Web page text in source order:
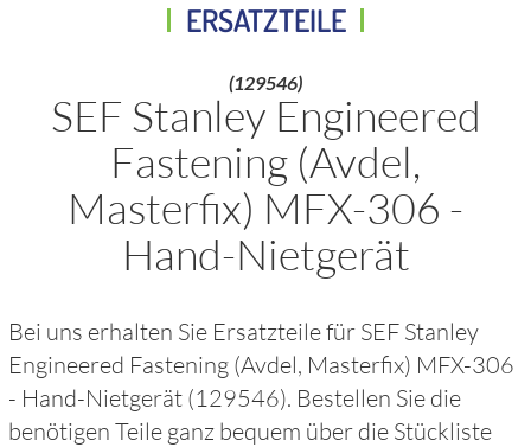
ERSATZTEILE
(129546)
SEF Stanley Engineered
Fastening (Avdel,
Masterfix) MFX-306 -
Hand-Nietgerät
Bei uns erhalten Sie Ersatzteile für SEF Stanley
Engineered Fastening (Avdel, Masterfix) MFX-306
- Hand-Nietgerät (129546). Bestellen Sie die
benötigen Teile ganz bequem über die Stückliste